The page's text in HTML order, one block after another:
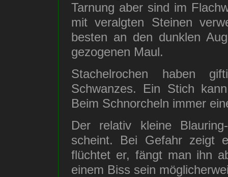
Tarnung aber sind im
mit veralgten Steinen
besten an den dunklen
gezogenen Maul.
Stachelrochen haben
Schwanzes. Ein Stich
Beim Schnorcheln immer
Der relativ kleine
scheint. Bei Gefahr zeigt
flüchtet er, fängt man ihn
einem Biss sein